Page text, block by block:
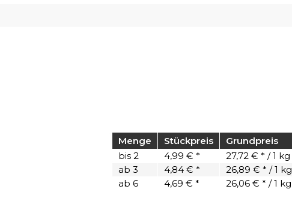
Menge Stückpreis
Grundpreis
bis 2 4,99 € *
27,72 € * / 1 kg
ab 3 4,84 € *
26,89 € * / 1 kg
ab 6 4,69 € * 26,06 € * / 1 kg